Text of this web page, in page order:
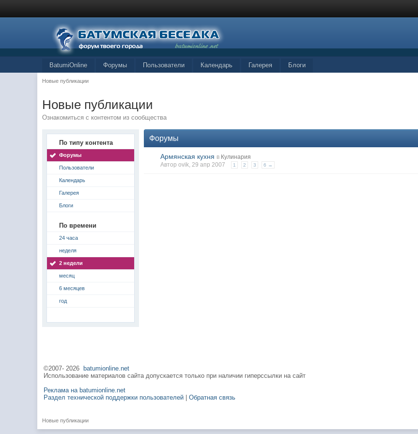
BatumiOnline Форумы Пользователи Календарь Галерея Блоги
Новые публикации
Новые публикации
Ознакомиться с контентом из сообщества
По типу контента
Форумы
Пользователи
Календарь
Галерея
Блоги
По времени
24 часа
неделя
2 недели
месяц
6 месяцев
год
Форумы
Армянская кухня в Кулинария
Автор ovik, 29 апр 2007
1 2 3 6 →
©2007-2026
batumionline.net
Использование материалов сайта допускается только при наличии гиперссылки на сайт
Реклама на batumionline.net
Раздел технической поддержки пользователей |Обратная связь
Новые публикации